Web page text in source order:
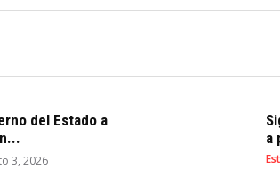
del Estado a
3, 2026
a